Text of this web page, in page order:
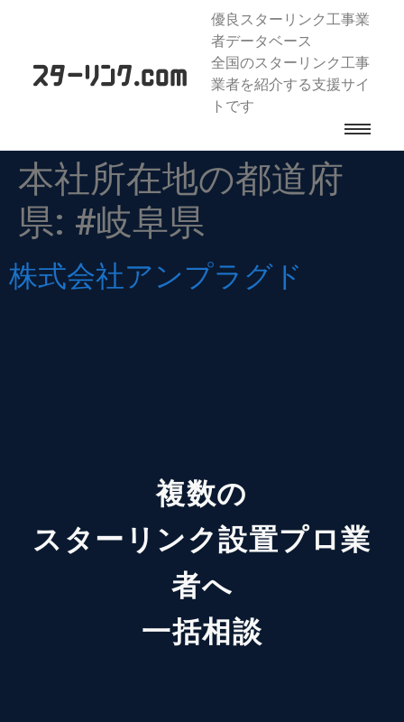
優良スターリンク工事業
者データベース
全国のスターリンク工事
業者を紹介する支援サイ
トです
本社所在地の都道府
県: #岐阜県
株式会社アンプラグド
複数の
スターリンク設置プロ業
者へ
一括相談